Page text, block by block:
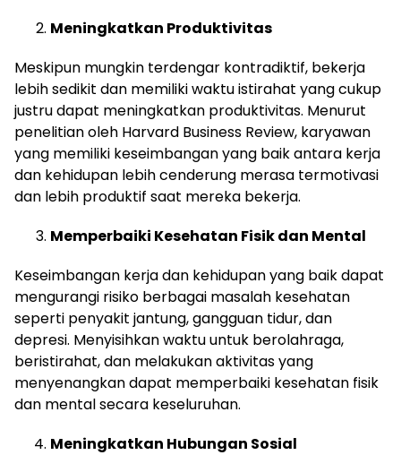
Meningkatkan Produktivitas
Meskipun mungkin terdengar kontradiktif, bekerja
lebih sedikit dan memiliki waktu istirahat yang cukup
justru dapat meningkatkan produktivitas. Menurut
penelitian oleh Harvard Business Review, karyawan
yang memiliki keseimbangan yang baik antara kerja
dan kehidupan lebih cenderung merasa termotivasi
dan lebih produktif saat mereka bekerja.
Memperbaiki Kesehatan Fisik dan Mental
Keseimbangan kerja dan kehidupan yang baik dapat
mengurangi risiko berbagai masalah kesehatan
seperti penyakit jantung, gangguan tidur, dan
depresi. Menyisihkan waktu untuk berolahraga,
beristirahat, dan melakukan aktivitas yang
menyenangkan dapat memperbaiki kesehatan fisik
dan mental secara keseluruhan.
Meningkatkan Hubungan Sosial